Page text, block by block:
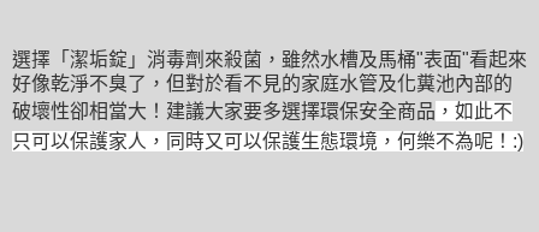
選擇「潔垢錠」消毒劑來殺菌 ，雖然水槽及馬桶"表面"看起來
好像乾淨不臭了 ，但對於看不見的家庭水管及化糞池內部的
破壞性卻相當大！建議大家要多選擇環保安全商品 ，如此不
只可以保護家人 ， 同時又可以保護生態環境，何樂不為呢！:)